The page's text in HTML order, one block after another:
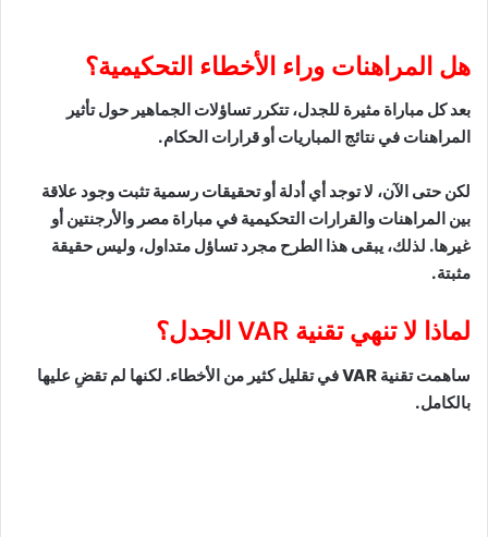
هل المراهنات وراء الأخطاء التحكيمية؟
بعد كل مباراة مثيرة للجدل، تتكرر تساؤلات الجماهير حول تأثير
المراهنات في نتائج المباريات أو قرارات الحكام.
لكن حتى الآن، لا توجد أي أدلة أو تحقيقات رسمية تثبت وجود علاقة
بين المراهنات والقرارات التحكيمية في مباراة مصر والأرجنتين أو
غيرها. لذلك، يبقى هذا الطرح مجرد تساؤل متداول، وليس حقيقة
مثبتة.
لماذا لا تنهي تقنية VAR الجدل؟
ساهمت تقنية VAR في تقليل كثير من الأخطاء. لكنها لم تقضِ عليها
بالكامل.